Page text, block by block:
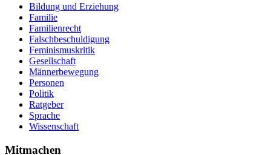
Bildung und Erziehung
Familie
Familienrecht
Falschbeschuldigung
Feminismuskritik
Gesellschaft
Männerbewegung
Personen
Politik
Ratgeber
Sprache
Wissenschaft
Mitmachen